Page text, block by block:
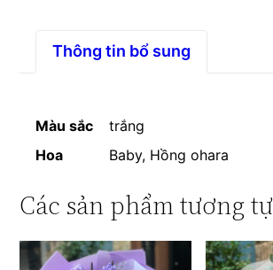
Thông tin bổ sung
Màu sắc
trắng
Hoa
Baby, Hồng ohara
Các sản phẩm tương tự